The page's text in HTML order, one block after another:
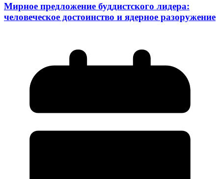
Мирное предложение буддистского лидера:
человеческое достоинство и ядерное разоружение